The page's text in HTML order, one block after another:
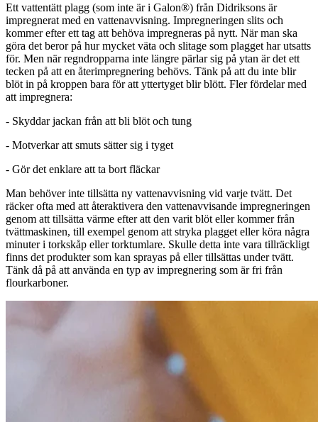
Ett vattentätt plagg (som inte är i Galon®) från Didriksons är
impregnerat med en vattenavvisning. Impregneringen slits och
kommer efter ett tag att behöva impregneras på nytt. När man ska
göra det beror på hur mycket väta och slitage som plagget har utsatts
för. Men när regndropparna inte längre pärlar sig på ytan är det ett
tecken på att en återimpregnering behövs. Tänk på att du inte blir
blöt in på kroppen bara för att yttertyget blir blött. Fler fördelar med
att impregnera:
- Skyddar jackan från att bli blöt och tung
- Motverkar att smuts sätter sig i tyget
- Gör det enklare att ta bort fläckar
Man behöver inte tillsätta ny vattenavvisning vid varje tvätt. Det
räcker ofta med att återaktivera den vattenavvisande impregneringen
genom att tillsätta värme efter att den varit blöt eller kommer från
tvättmaskinen, till exempel genom att stryka plagget eller köra några
minuter i torkskåp eller torktumlare. Skulle detta inte vara tillräckligt
finns det produkter som kan sprayas på eller tillsättas under tvätt.
Tänk då på att använda en typ av impregnering som är fri från
flourkarboner.